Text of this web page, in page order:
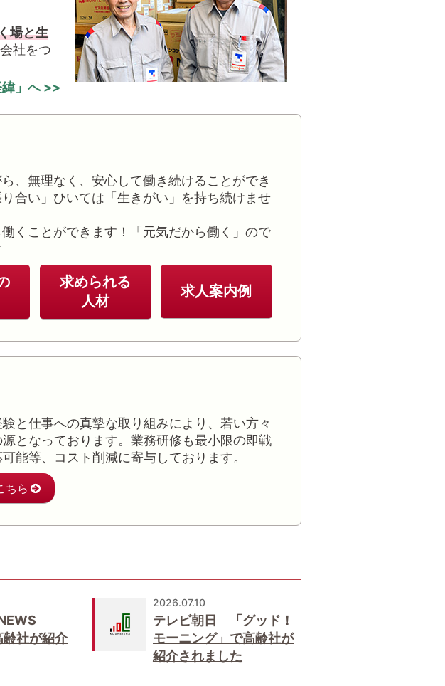
場と生
社をつ
」へ >>
、無理なく、安心して働き続けることができ
合い」ひいては「生きがい」を持ち続けませ
くことができます！「元気だから働く」ので
求められる
人材
求人案内例
と仕事への真摯な取り組みにより、若い方々
となっております。業務研修も最小限の即戦
能等、コスト削減に寄与しております。
ちら
社が紹介
2026.07.10
テレビ朝日 「グッド！
モーニング」で高齢社が
紹介されました